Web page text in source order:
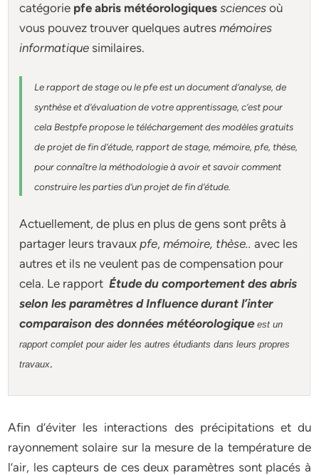
catégorie pfe abris météorologiques sciencesoù
vous pouvez trouver quelques autresmémoires
informatique similaires.
Le rapport de stage ou le pfe est un document d’analyse, de
synthèse et d’évaluation de votre apprentissage, c’est pour
cela Bestpfepropose le téléchargement des modèles gratuits
de projet de fin d’étude, rapport de stage, mémoire, pfe, thèse,
pour connaître la méthodologie à avoir et savoir comment
construire les parties d’un projet de fin d’étude
Actuellement, de plus en plus de gens sont prêts à
partager leurs travauxpfe,mémoire, thèse.. avec les
autres et ils ne veulent pas de compensation pour
cela. Le rapport Étude du comportement des abris
selon les paramètres d Influence durant l’inter
comparaison des données météorologique est un
rapport complet pour aider les autres étudiants dans leurs propres
travaux.
Afin d’éviter les interactions des précipitations et du
rayonnement solaire sur la mesure de la température de
l’air, les capteurs de ces deux paramètres sont placés à